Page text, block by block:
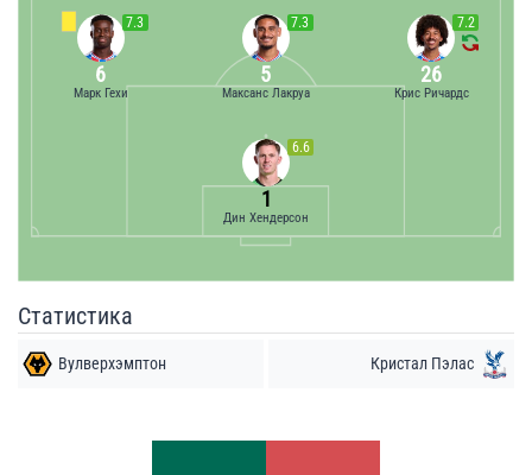
6.6
1
Дин Хендерсон
7.3
6
Марк Гехи
7.3
5
Максанс Лакруа
7.2
26
Крис Ричардс
Статистика
Вулверхэмптон Кристал Пэлас